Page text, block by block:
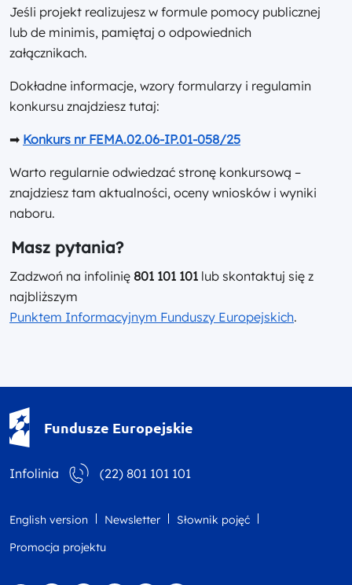
Jeśli projekt realizujesz w formule pomocy publicznej
lub de minimis, pamiętaj o odpowiednich
załącznikach.
Dokładne informacje, wzory formularzy i regulamin
konkursu znajdziesz tutaj:
➡ Konkurs nr FEMA.02.06-IP.01-058/25
Warto regularnie odwiedzać stronę konkursową –
znajdziesz tam aktualności, oceny wniosków i wyniki
naboru.
Masz pytania?
Zadzwoń na infolinię 801 101 101 lub skontaktuj się z
najbliższym
Punktem Informacyjnym Funduszy Europejskich.
Fundusze Europejskie
Infolinia (22) 801 101 101
English version Newsletter
Słownik pojęć
Promocja projektu